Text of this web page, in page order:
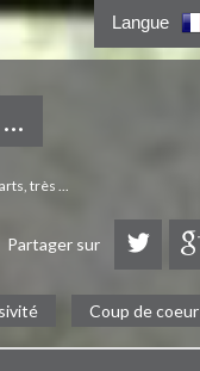
Langue
très ...
Partager sur
Coup de coeur